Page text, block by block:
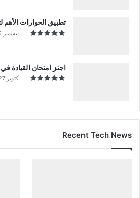
تطبيق الحوارات الأهم
ديسمبر 15, 2021
اجتز امتحان القيادة في
أكتوبر 27, 2021
Recent Tech News